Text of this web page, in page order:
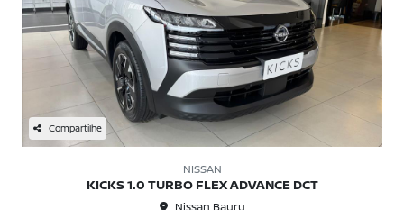
Compartilhe
NISSAN
KICKS 1.0 TURBO FLEX ADVANCE DCT
Nissan Bauru